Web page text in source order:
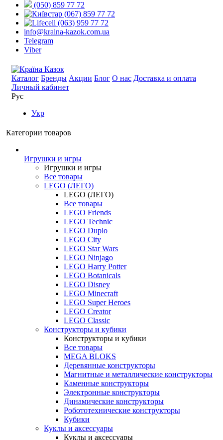
(050) 859 77 72
(067) 859 77 72
(063) 959 77 72
info@kraina-kazok.com.ua
Telegram
Viber
Каталог Бренды Акции Блог О нас Доставка и оплата
Личный кабинет
Рус
Укр
Категории товаров
Игрушки и игры
Игрушки и игры
Все товары
LEGO (ЛЕГО)
LEGO (ЛЕГО)
Все товары
LEGO Friends
LEGO Technic
LEGO Duplo
LEGO City
LEGO Star Wars
LEGO Ninjago
LEGO Harry Potter
LEGO Botanicals
LEGO Disney
LEGO Minecraft
LEGO Super Heroes
LEGO Creator
LEGO Classic
Конструкторы и кубики
Конструкторы и кубики
Все товары
MEGA BLOKS
Деревянные конструкторы
Магнитные и металлические конструкторы
Каменные конструкторы
Электронные конструкторы
Динамические конструкторы
Робототехнические конструкторы
Кубики
Куклы и аксессуары
Куклы и аксессуары